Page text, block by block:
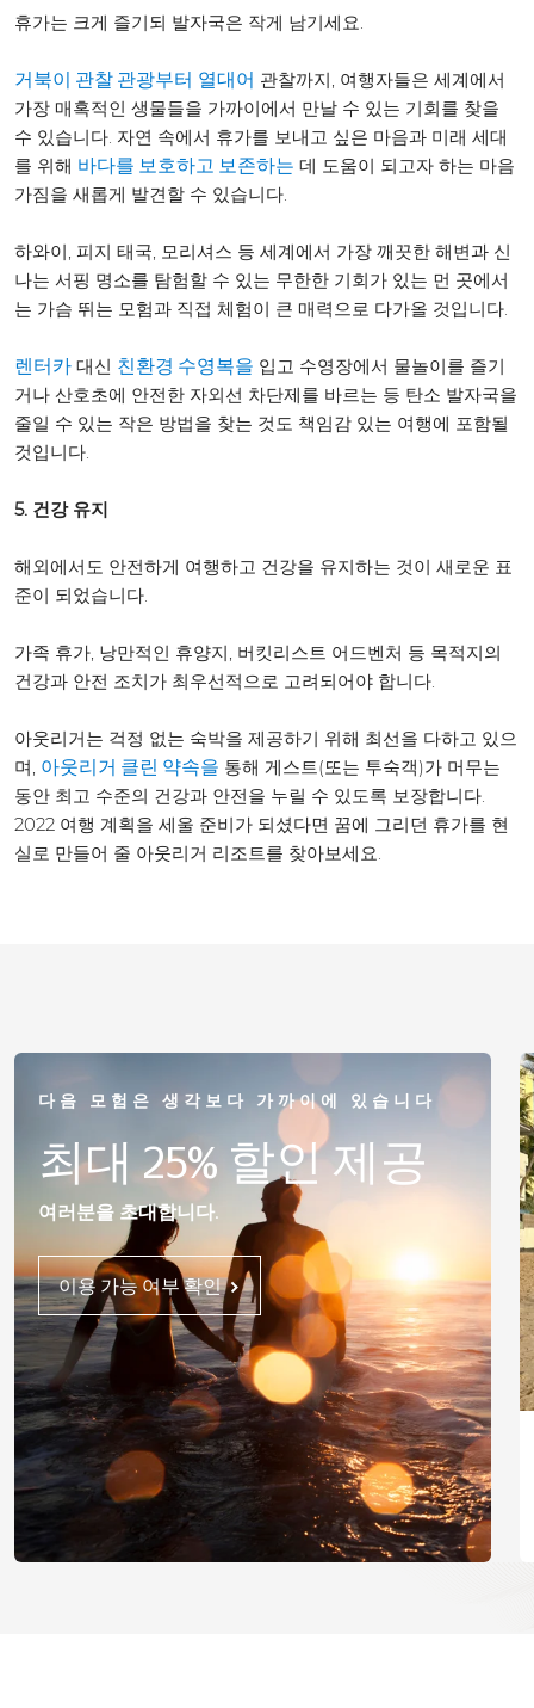
휴가는 크게 즐기되 발자국은 작게 남기세요.
거북이 관찰 관광부터 열대어 관찰까지, 여행자들은 세계에서
가장 매혹적인 생물들을 가까이에서 만날 수 있는 기회를 찾을
수 있습니다. 자연 속에서 휴가를 보내고 싶은 마음과 미래 세대
를 위해 바다를 보호하고 보존하는 데 도움이 되고자 하는 마음
가짐을 새롭게 발견할 수 있습니다.
하와이, 피지 태국, 모리셔스 등 세계에서 가장 깨끗한 해변과 신
나는 서핑 명소를 탐험할 수 있는 무한한 기회가 있는 먼 곳에서
는 가슴 뛰는 모험과 직접 체험이 큰 매력으로 다가올 것입니다.
렌터카 대신 친환경 수영복을 입고 수영장에서 물놀이를 즐기
거나 산호초에 안전한 자외선 차단제를 바르는 등 탄소 발자국을
줄일 수 있는 작은 방법을 찾는 것도 책임감 있는 여행에 포함될
것입니다.
5. 건강 유지
해외에서도 안전하게 여행하고 건강을 유지하는 것이 새로운 표
준이 되었습니다.
가족 휴가, 낭만적인 휴양지, 버킷리스트 어드벤처 등 목적지의
건강과 안전 조치가 최우선적으로 고려되어야 합니다.
아웃리거는 걱정 없는 숙박을 제공하기 위해 최선을 다하고 있으
며, 아웃리거 클린 약속을 통해 게스트(또는 투숙객)가 머무는
동안 최고 수준의 건강과 안전을 누릴 수 있도록 보장합니다.
2022 여행 계획을 세울 준비가 되셨다면 꿈에 그리던 휴가를 현
실로 만들어 줄 아웃리거 리조트를 찾아보세요.
다음 모험은 생각보다 가까이에 있습니다
최대 25% 할인 제공
여러분을 초대합니다.
이용 가능 여부 확인